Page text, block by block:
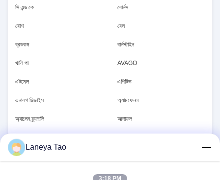
সি এন্ড কে বোর্নস
বোশ বেল
ব্রডকম বার্নস্টাইন
খালি পা AVAGO
এটমেল এপিটিভ
এনালগ ডিভাইস অ্যামফেনল
অ্যালেন ব্র্যাডলি আদাফল
আব্রাকন
AUO
এ বি বি
Laneya Tao
3:18 PM